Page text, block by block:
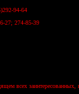
94-64
27; 274-85-39
всех